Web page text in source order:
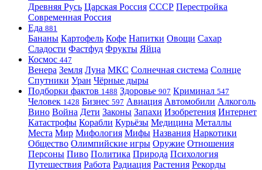
Древняя Русь Царская Россия СССР Перестройка
Современная Россия
Еда 881
Бананы Картофель Кофе Напитки Овощи Сахар
Сладости Фастфуд Фрукты Яйца
Космос 447
Венера Земля Луна МКС Солнечная система Солнце
Спутники Уран Чёрные дыры
Подборки фактов 1488 Здоровье 907 Криминал 547
Человек 1428 Бизнес 597 Авиация Автомобили Алкоголь
Вино Война Дети Законы Запахи Изобретения Интернет
Катастрофы Корабли Курьёзы Медицина Металлы
Места Мир Мифология Мифы Названия Наркотики
Общество Олимпийские игры Оружие Отношения
Персоны Пиво Политика Природа Психология
Путешествия Работа Радиация Растения Рекорды